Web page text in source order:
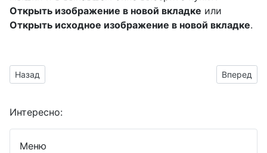
Открыть изображение в новой вкладке или
Открыть исходное изображение в новой вкладке.
Предыдущий материал: изображения с белым жемчугом -
Назад Вперед
Интересно:
Меню